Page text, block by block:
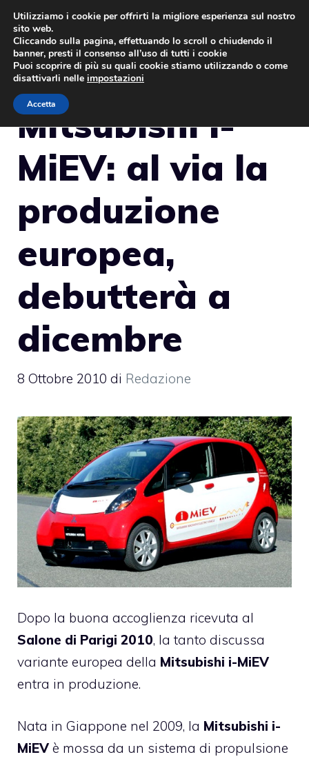
Vai
contenuto
Mitsubishi i-
MiEV: al via la
produzione
europea,
debutterà a
dicembre
8 Ottobre 2010 di Redazione
Dopo la buona accoglienza ricevuta al
Salone di Parigi 2010, la tanto discussa
variante europea della Mitsubishi i-MiEV
entra in produzione.
Nata in Giappone nel 2009, la Mitsubishi i-
MiEV è mossa da un sistema di propulsione
Utilizziamo i cookie per offrirti la migliore esperienza sul nostro
sito web.
Cliccando sulla pagina, effettuando lo scroll o chiudendo il
banner, presti il consenso all’uso di tutti i cookie
Puoi scoprire di più su quali cookie stiamo utilizzando o come
disattivarli nelle impostazioni
Accetta